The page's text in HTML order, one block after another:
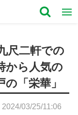
尺二軒での
から人気の
「栄華」
2024/03/25/11:06